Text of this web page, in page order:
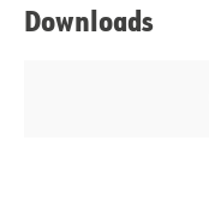
Downloads